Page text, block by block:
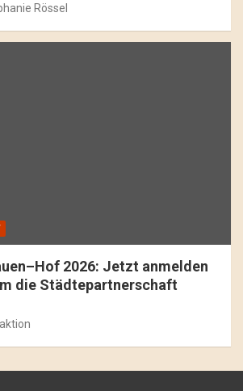
Rössel
2026: Jetzt anmelden
die Städtepartnerschaft